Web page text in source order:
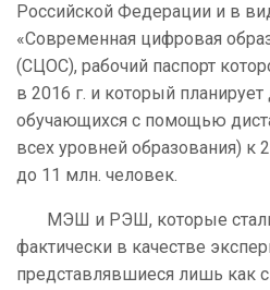
Российской Федерации и в
«Современная цифровая
(СЦОС), рабочий паспорт
в 2016 г. и который планирует
обучающихся с помощью
всех уровней образования) к
до 11 млн. человек.
МЭШ и РЭШ, которые стали
фактически в качестве
представлявшиеся лишь как